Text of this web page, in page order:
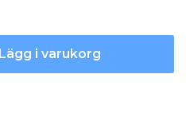
Lägg i varukorg